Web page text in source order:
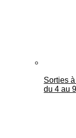
Sorties
du 4 au